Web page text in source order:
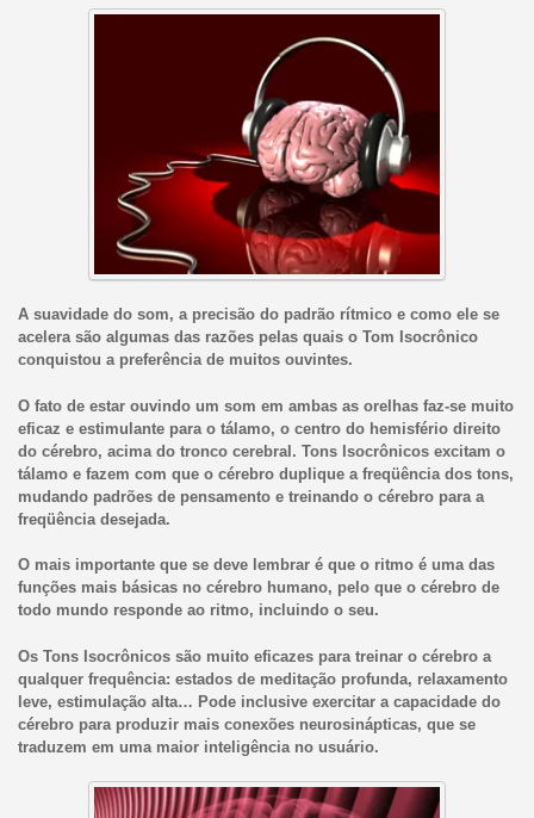
A suavidade do som, a precisão do padrão rítmico e como ele se
acelera são algumas das razões pelas quais o Tom Isocrônico
conquistou a preferência de muitos ouvintes.
O fato de estar ouvindo um som em ambas as orelhas faz-se muito
eficaz e estimulante para o tálamo, o centro do hemisfério direito
do cérebro, acima do tronco cerebral. Tons Isocrônicos excitam o
tálamo e fazem com que o cérebro duplique a freqüência dos tons,
mudando padrões de pensamento e treinando o cérebro para a
freqüência desejada.
O mais importante que se deve lembrar é que o ritmo é uma das
funções mais básicas no cérebro humano, pelo que o cérebro de
todo mundo responde ao ritmo, incluindo o seu.
Os Tons Isocrônicos são muito eficazes para treinar o cérebro a
qualquer frequência: estados de meditação profunda, relaxamento
leve, estimulação alta… Pode inclusive exercitar a capacidade do
cérebro para produzir mais conexões neurosinápticas, que se
traduzem em uma maior inteligência no usuário.